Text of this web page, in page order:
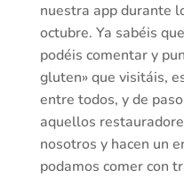
nuestra app durante
octubre. Ya sabéis
podéis comentar y
gluten» que visitáis,
entre todos, y de
aquellos
nosotros y hacen un
podamos comer con